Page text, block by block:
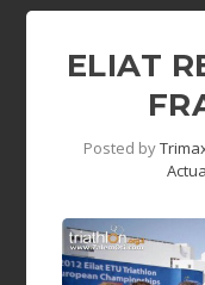
ELIAT
Posted by